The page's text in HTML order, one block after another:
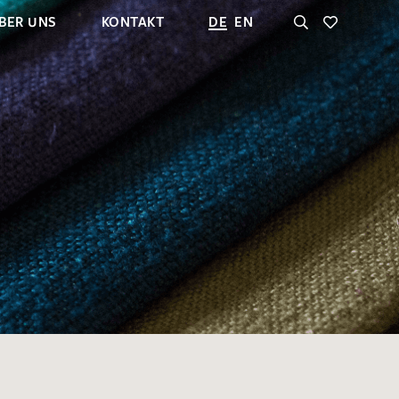
UNS KONTAKT DE EN